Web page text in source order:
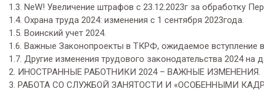
1.3. NeW! Увеличение штрафов с 23.12.2023г за обработку
1.4. Охрана труда 2024: изменения с 1 сентября 2023года.
1.5. Воинский учет 2024.
1.6. Важные Законопроекты в ТКРФ, ожидаемое вступление в
1.7. Другие изменения трудового законодательства 2024 на
2. ИНОСТРАННЫЕ РАБОТНИКИ 2024 – ВАЖНЫЕ ИЗМЕНЕНИЯ.
3. РАБОТА СО СЛУЖБОЙ ЗАНЯТОСТИ И «ОСОБЕННЫМИ